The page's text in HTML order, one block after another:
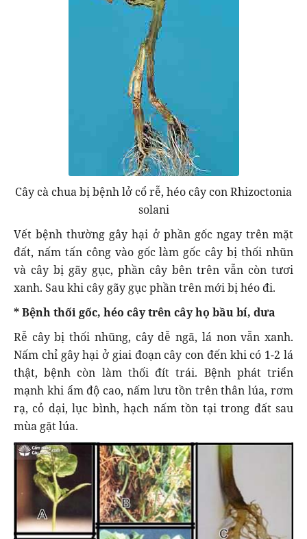
Cây cà chua bị bệnh lở cổ rễ, héo cây con Rhizoctonia
solani
Vết bệnh thường gây hại ở phần gốc ngay trên mặt
đất, nấm tấn công vào gốc làm gốc cây bị thối nhũn
và cây bị gãy gục, phần cây bên trên vẫn còn tươi
xanh. Sau khi cây gãy gục phần trên mới bị héo đi.
* Bệnh thối gốc, héo cây trên cây họ bầu bí, dưa
Rễ cây bị thối nhũng, cây dễ ngã, lá non vẫn xanh.
Nấm chỉ gây hại ở giai đoạn cây con đến khi có 1-2 lá
thật, bệnh còn làm thối đít trái. Bệnh phát triển
mạnh khi ẩm độ cao, nấm lưu tồn trên thân lúa, rơm
rạ, cỏ dại, lục bình, hạch nấm tồn tại trong đất sau
mùa gặt lúa.